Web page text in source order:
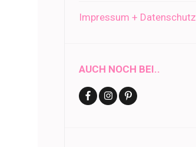
Impressum + Datenschutz
AUCH NOCH BEI..